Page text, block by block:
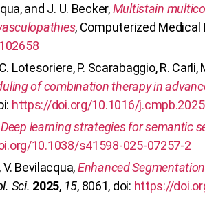
and J. U. Becker,Multistain
, Computerized Medical
Lotesoriere, P. Scarabaggio, R.
of combination therapy in
https://doi.org/10.1016/
Deep learning strategies for semantic
10.1038/s41598-025-07257-2
Bevilacqua,Enhanced
Sci. 2025, 15, 8061, doi: https://